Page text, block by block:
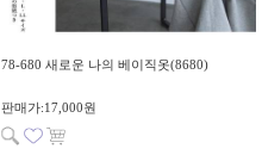
78-680 새로운 나의 베이직옷(8680)
판매가:17,000원